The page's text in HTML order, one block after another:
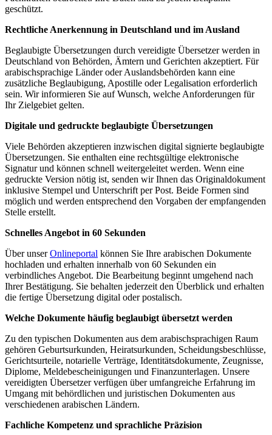
geschützt.
Rechtliche Anerkennung in Deutschland und im Ausland
Beglaubigte Übersetzungen durch vereidigte Übersetzer werden in
Deutschland von Behörden, Ämtern und Gerichten akzeptiert. Für
arabischsprachige Länder oder Auslandsbehörden kann eine
zusätzliche Beglaubigung, Apostille oder Legalisation erforderlich
sein. Wir informieren Sie auf Wunsch, welche Anforderungen für
Ihr Zielgebiet gelten.
Digitale und gedruckte beglaubigte Übersetzungen
Viele Behörden akzeptieren inzwischen digital signierte beglaubigte
Übersetzungen. Sie enthalten eine rechtsgültige elektronische
Signatur und können schnell weitergeleitet werden. Wenn eine
gedruckte Version nötig ist, senden wir Ihnen das Originaldokument
inklusive Stempel und Unterschrift per Post. Beide Formen sind
möglich und werden entsprechend den Vorgaben der empfangenden
Stelle erstellt.
Schnelles Angebot in 60 Sekunden
Über unserOnlineportal können Sie Ihre arabischen Dokumente
hochladen und erhalten innerhalb von 60 Sekunden ein
verbindliches Angebot. Die Bearbeitung beginnt umgehend nach
Ihrer Bestätigung. Sie behalten jederzeit den Überblick und erhalten
die fertige Übersetzung digital oder postalisch.
Welche Dokumente häufig beglaubigt übersetzt werden
Zu den typischen Dokumenten aus dem arabischsprachigen Raum
gehören Geburtsurkunden, Heiratsurkunden, Scheidungsbeschlüsse,
Gerichtsurteile, notarielle Verträge, Identitätsdokumente, Zeugnisse,
Diplome, Meldebescheinigungen und Finanzunterlagen. Unsere
vereidigten Übersetzer verfügen über umfangreiche Erfahrung im
Umgang mit behördlichen und juristischen Dokumenten aus
verschiedenen arabischen Ländern.
Fachliche Kompetenz und sprachliche Präzision